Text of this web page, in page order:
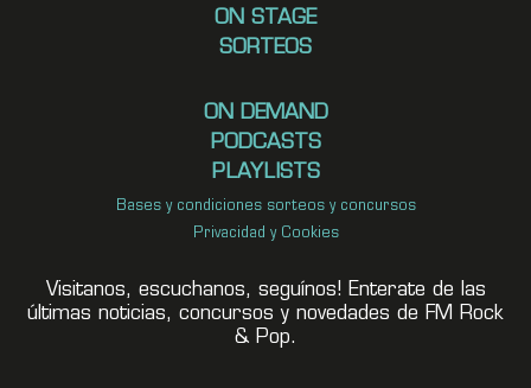
ON STAGE
SORTEOS
ON DEMAND
PODCASTS
PLAYLISTS
Bases y condiciones sorteos y concursos
Privacidad y Cookies
Visitanos, escuchanos, seguínos! Enterate de las
últimas noticias, concursos y novedades de FM Rock
& Pop.